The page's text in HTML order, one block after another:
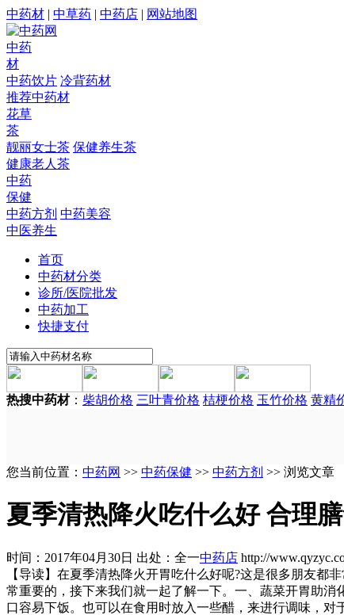
中药材 | 中草药 | 中药店 | 网站地图
中药
材
中药饮片 冷背药材
推荐中药材
花草
茶
靓丽女士茶 保健养生茶
健康老人茶
中药
保健
中药方剂 中药美容
中医养生
首页
中药材分类
诊所/医院批发
中药加工
快捷支付
热搜中药材： 柴胡价格 三叶青价格 桔梗价格 玉竹价格 黄精
您当前位置： 中药网 >> 中药保健 >> 中药方剂 >> 浏览文章
夏季清热降火吃什么好 合理
时间：2017年04月30日 出处：全一中药店 http://
【导读】 在夏季清热降火开胃吃什么好呢?这是很多朋友都
常重要的，接下来我们就一起了解一下。一、蔬菜开胃助
口容易下饭。也可以在食用时放入一些醋，来进行调味，对